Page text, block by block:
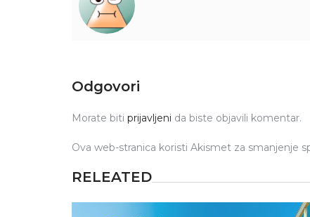
Odgovori
Morate biti prijavljeni da biste objavili komentar.
Ova web-stranica koristi Akismet za smanjenje
RELEATED